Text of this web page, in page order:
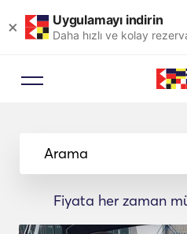
× Uygulamayı indirin
Daha hızlı ve kolay
Arama
Fiyata her zaman